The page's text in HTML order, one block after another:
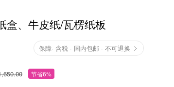
盒、牛皮纸/瓦楞纸板
保障· 含税 · 国内包邮 · 不可退换
节省6%